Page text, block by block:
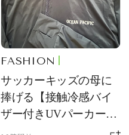
FASHION
サッカーキッズの母に
捧げる【接触冷感バイ
ザー付きUVパーカー】